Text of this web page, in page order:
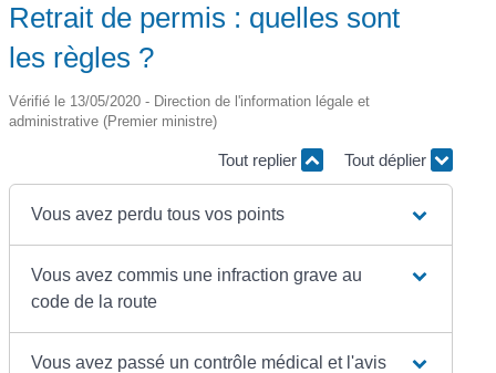
Retrait de permis : quelles sont
les règles ?
Vérifié le 13/05/2020 - Direction de l'information légale et
administrative (Premier ministre)
Tout replier Tout déplier
Vous avez perdu tous vos points
Vous avez commis une infraction grave au
code de la route
Vous avez passé un contrôle médical et l'avis